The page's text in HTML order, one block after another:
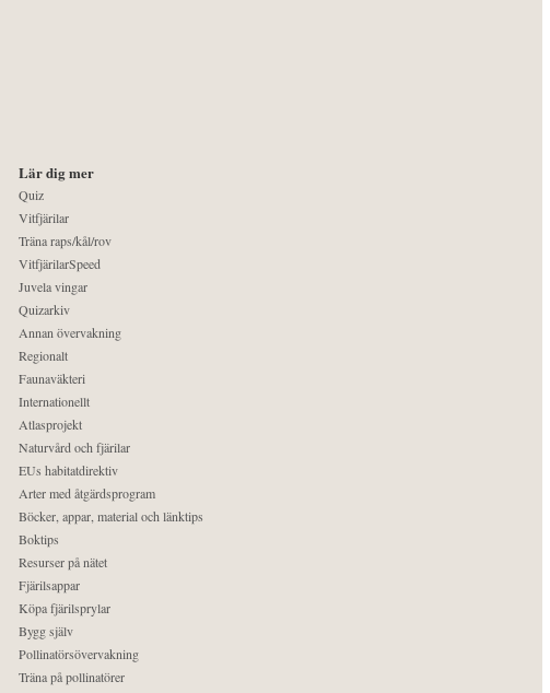
Lär dig mer
Quiz
Vitfjärilar
Träna raps/kål/rov
VitfjärilarSpeed
Juvela vingar
Quizarkiv
Annan övervakning
Regionalt
Faunaväkteri
Internationellt
Atlasprojekt
Naturvård och fjärilar
EUs habitatdirektiv
Arter med åtgärdsprogram
Böcker, appar, material och länktips
Boktips
Resurser på nätet
Fjärilsappar
Köpa fjärilsprylar
Bygg själv
Pollinatörsövervakning
Träna på pollinatörer